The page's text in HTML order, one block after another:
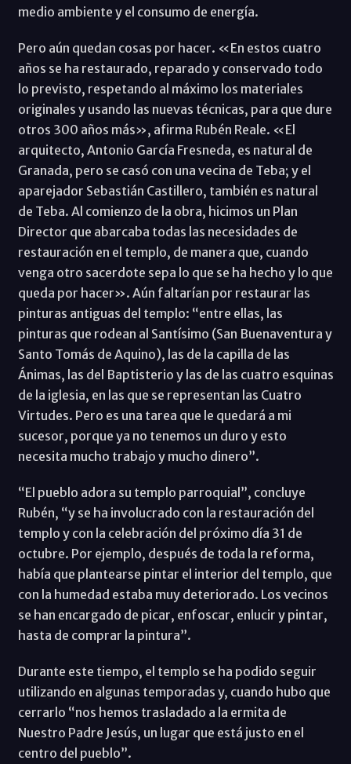
medio ambiente y el consumo de energía.
Pero aún quedan cosas por hacer. «En estos cuatro
años se ha restaurado, reparado y conservado todo
lo previsto, respetando al máximo los materiales
originales y usando las nuevas técnicas, para que dure
otros 300 años más», afirma Rubén Reale. «El
arquitecto, Antonio García Fresneda, es natural de
Granada, pero se casó con una vecina de Teba; y el
aparejador Sebastián Castillero, también es natural
de Teba. Al comienzo de la obra, hicimos un Plan
Director que abarcaba todas las necesidades de
restauración en el templo, de manera que, cuando
venga otro sacerdote sepa lo que se ha hecho y lo que
queda por hacer». Aún faltarían por restaurar las
pinturas antiguas del templo: “entre ellas, las
pinturas que rodean al Santísimo (San Buenaventura y
Santo Tomás de Aquino), las de la capilla de las
Ánimas, las del Baptisterio y las de las cuatro esquinas
de la iglesia, en las que se representan las Cuatro
Virtudes. Pero es una tarea que le quedará a mi
sucesor, porque ya no tenemos un duro y esto
necesita mucho trabajo y mucho dinero”.
“El pueblo adora su templo parroquial”, concluye
Rubén, “y se ha involucrado con la restauración del
templo y con la celebración del próximo día 31 de
octubre. Por ejemplo, después de toda la reforma,
había que plantearse pintar el interior del templo, que
con la humedad estaba muy deteriorado. Los vecinos
se han encargado de picar, enfoscar, enlucir y pintar,
hasta de comprar la pintura”.
Durante este tiempo, el templo se ha podido seguir
utilizando en algunas temporadas y, cuando hubo que
cerrarlo “nos hemos trasladado a la ermita de
Nuestro Padre Jesús, un lugar que está justo en el
centro del pueblo”.